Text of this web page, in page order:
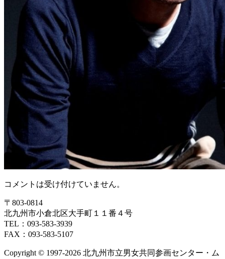
コメントは受け付けていません。
〒803‐0814
北九州市小倉北区大手町１１番４号
TEL：093‐583‐3939
FAX：093‐583‐5107
Copyright © 1997‐2026 北九州市立男女共同参画センター・ム